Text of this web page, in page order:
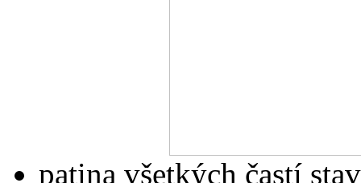
patina všetkých častí